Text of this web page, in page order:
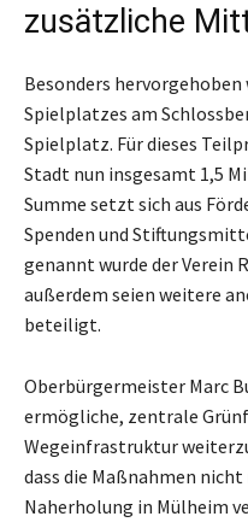
zusätzliche
Besonders
Spielplatzes am
Spielplatz. Für dieses
Stadt nun insgesamt 1,5
Summe setzt sich aus
Spenden und
genannt wurde der Verein
außerdem seien weitere
beteiligt.
Oberbürgermeister Marc
ermögliche, zentrale
Wegeinfrastruktur
dass die Maßnahmen
Naherholung in Mülheim